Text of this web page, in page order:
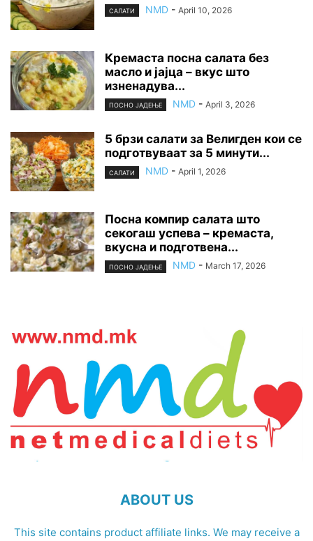
САЛАТИ NMD - April 10, 2026
Кремаста посна салата без
масло и јајца – вкус што
изненадува...
ПОСНО ЈАДЕЊЕ NMD - April 3, 2026
5 брзи салати за Велигден кои се
подготвуваат за 5 минути...
САЛАТИ NMD - April 1, 2026
Посна компир салата што
секогаш успева – кремаста,
вкусна и подготвена...
ПОСНО ЈАДЕЊЕ NMD - March 17, 2026
ABOUT US
This site contains product affiliate links. We may receive a